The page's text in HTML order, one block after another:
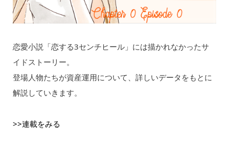
恋愛小説「恋する3センチヒール」には描かれなかったサ
イドストーリー。
登場人物たちが資産運用について、詳しいデータをもとに
解説していきます。
>>連載をみる